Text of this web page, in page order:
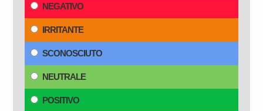
NEGATIVO
IRRITANTE
SCONOSCIUTO
NEUTRALE
POSITIVO